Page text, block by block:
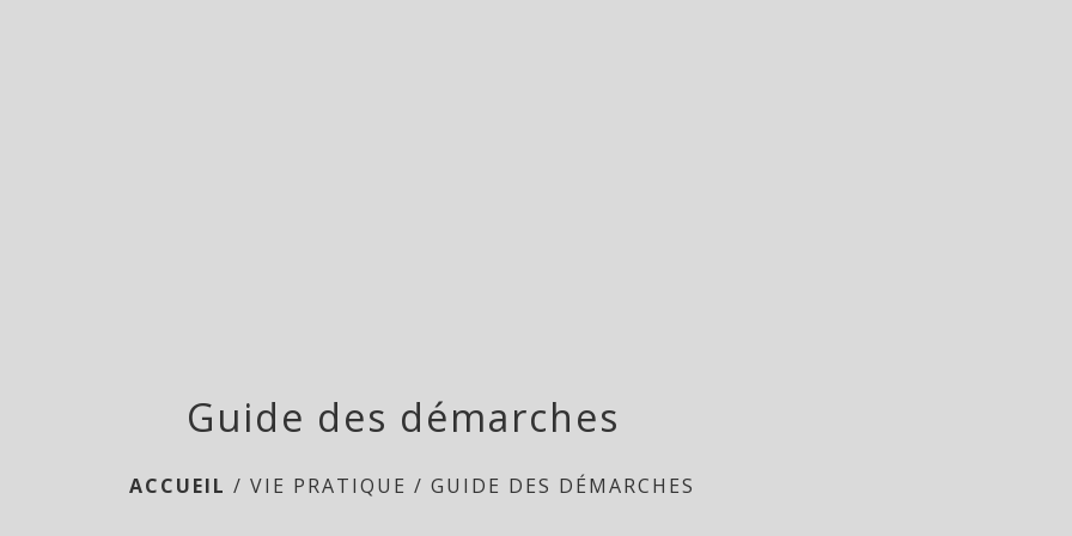
Guide des démarches
ACCUEIL /VIE PRATIQUE /GUIDE DES DÉMARCHES